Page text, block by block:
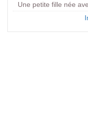
Une petite fille née